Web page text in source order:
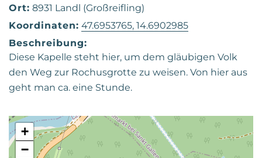
Ort: 8931 Landl (Großreifling)
Koordinaten: 47.6953765, 14.6902985
Beschreibung:
Diese Kapelle steht hier, um dem gläubigen Volk
den Weg zur Rochusgrotte zu weisen. Von hier aus
geht man ca. eine Stunde.
+
−